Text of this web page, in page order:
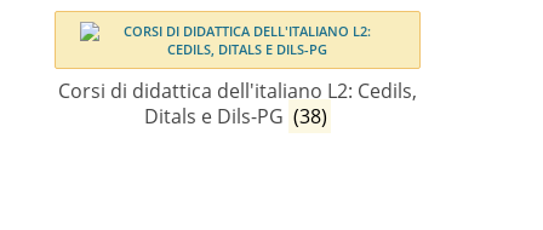
Corsi di didattica dell'italiano L2: Cedils,
Ditals e Dils-PG (38)